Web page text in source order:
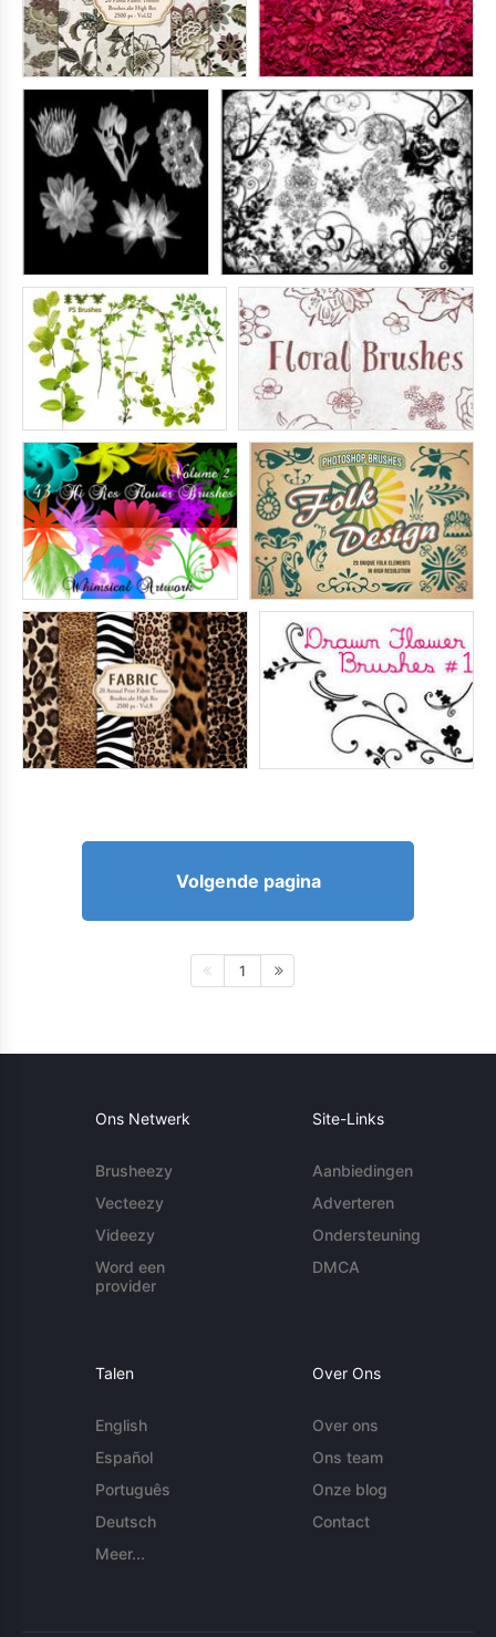
Volgende pagina
1
Ons Netwerk
Brusheezy
Vecteezy
Videezy
Word een
provider
Site-Links
Aanbiedingen
Adverteren
Ondersteuning
DMCA
Talen
English
Español
Português
Deutsch
Meer...
Over Ons
Over ons
Ons team
Onze blog
Contact